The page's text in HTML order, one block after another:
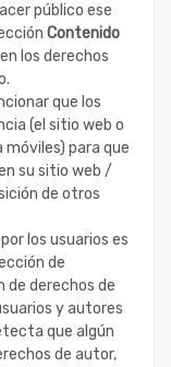
público ese
Contenido
los derechos
que los
(el sitio web o
móviles) para que
su sitio web /
de otros
los usuarios es
de
de derechos de
y autores
que algún
de autor,